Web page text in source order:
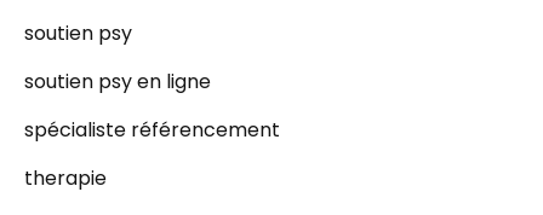
soutien psy
soutien psy en ligne
spécialiste référencement
therapie